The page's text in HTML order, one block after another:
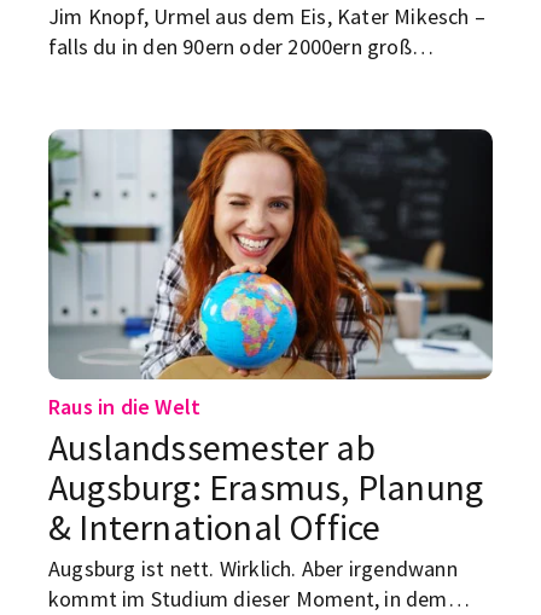
Jim Knopf, Urmel aus dem Eis, Kater Mikesch –
falls du in den 90ern oder 2000ern groß
wurden sie alle an einem Ort: der Augsburger
Puppenkiste.
Raus in die Welt
Auslandssemester ab
Augsburg: Erasmus, Planung
& International Office
Augsburg ist nett. Wirklich. Aber irgendwann
kommt im Studium dieser Moment, in dem